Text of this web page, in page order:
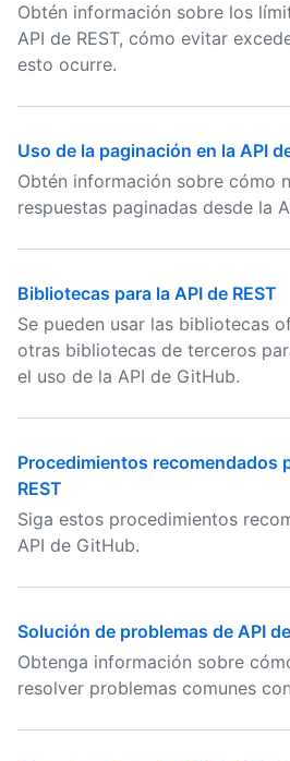
Obtén información sobre los
API de REST, cómo evitar
esto ocurre.
Uso de la paginación en la API
Obtén información sobre cómo
respuestas paginadas desde la
Bibliotecas para la API de REST
Se pueden usar las bibliotecas
otras bibliotecas de terceros
el uso de la API de GitHub.
Procedimientos recomendados
REST
Siga estos procedimientos
API de GitHub.
Solución de problemas de API
Obtenga información sobre
resolver problemas comunes